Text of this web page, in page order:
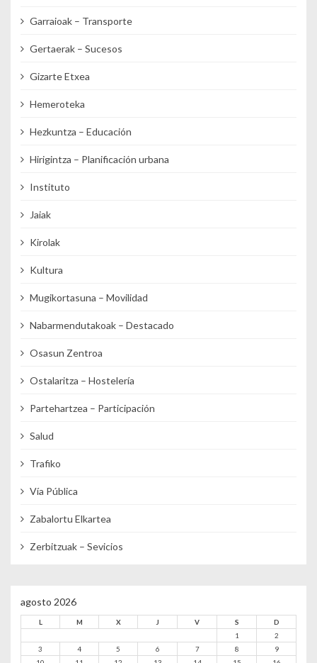
Garraioak – Transporte
Gertaerak – Sucesos
Gizarte Etxea
Hemeroteka
Hezkuntza – Educación
Hirigintza – Planificación urbana
Instituto
Jaiak
Kirolak
Kultura
Mugikortasuna – Movilidad
Nabarmendutakoak – Destacado
Osasun Zentroa
Ostalaritza – Hostelería
Partehartzea – Participación
Salud
Trafiko
Vía Pública
Zabalortu Elkartea
Zerbitzuak – Sevicios
agosto 2026
L M X J V S
D
1
2
3
4 5 6 7 8
9